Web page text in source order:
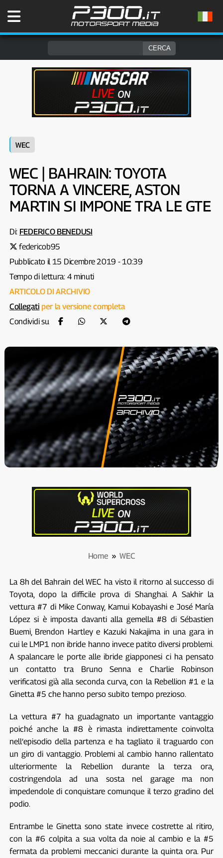
WEC
WEC | BAHRAIN: TOYOTA
TORNA A VINCERE, ASTON
MARTIN SI IMPONE TRA LE GTE
Di: FEDERICO BENEDUSI
federicob95
Pubblicato il 15 Dicembre 2019 - 10:39
Tempo di lettura: 4 minuti
ARTICOLO DI ARCHIVIO
Collegati per la versione completa
Condividi su
Home »WEC
La 8h del Bahrain del WEC ha visto il ritorno al successo di
Toyota, dopo la difficile prova di Shanghai. A Sakhir la
vettura #7 di Mike Conway, Kamui Kobayashi e José María
López si è imposta davanti alla gemella #8 di Sébastien
Buemi, Brendon Hartley e Kazuki Nakajima in una gara in
cui le LMP1 non ibride hanno invece patito diversi problemi.
A spalancare le porte alle ibride giapponesi ci ha pensato
un contatto tra Bruno Senna e Charlie Robinson
verificatosi già alla seconda curva, con la Rebellion #1 e la
Ginetta #5 che hanno perso subito tempo prezioso.
La vettura #7 ha guadagnato un importante vantaggio
poiché anche la #8 è rimasta indirettamente coinvolta
nell’episodio della partenza e ha tagliato il traguardo con
un giro di vantaggio. Problemi al cambio hanno rallentato
ulteriormente la Rebellion durante la terza ora,
costringendola ad una sosta nel garage ma non
impedendole di conquistare comunque il terzo gradino del
podio.
Entrambe le Ginetta sono state invece costrette al ritiro,
con la #6 colpita a sua volta da noie al cambio e la #5
fermata da problemi meccanici durante la quinta ora. Pur